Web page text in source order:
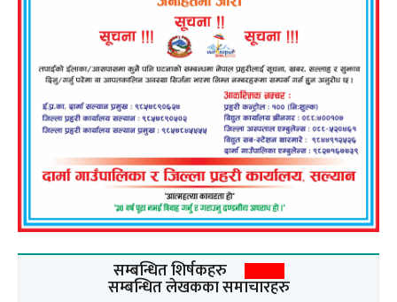
सम्बन्धित शिर्षकहरु
सम्बन्धित लेखकका समाचारहरु